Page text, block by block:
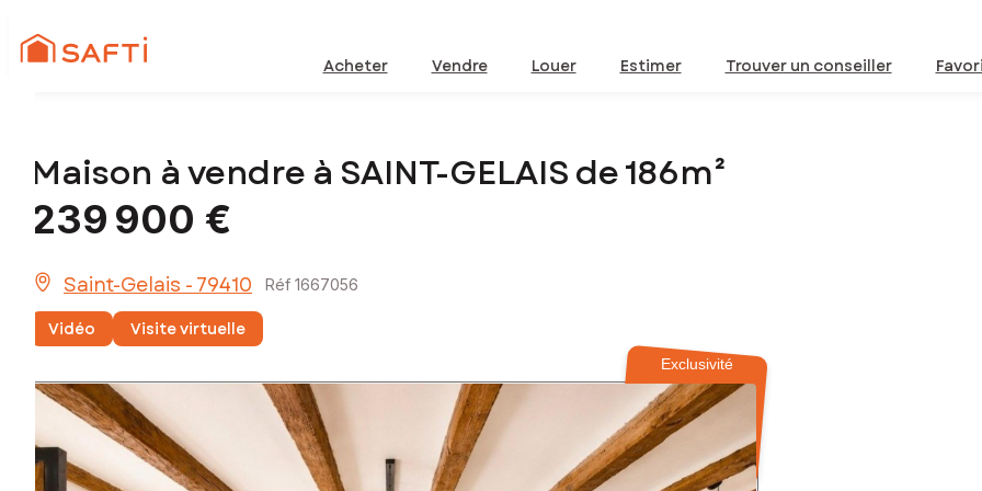
Acheter Vendre Louer Estimer Trouver un conseiller
Maison à vendre à SAINT-GELAIS de 186m²
239 900 €
Saint-Gelais - 79410 Réf 1667056
Vidéo Visite virtuelle
Exclusivité